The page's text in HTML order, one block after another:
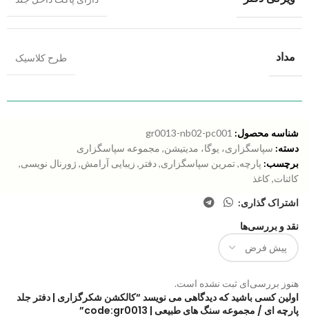
مداد طرح کلاسیک
شناسه محصول: gr0013-nb02-pc001
دسته: سپاسگزاری، یوگا، مدیتیشن, مجموعه سپاسگزاری
برچسب: پارچه,تمرین سپاسگزاری,دفتر , زیبایی آرامش, ژورنال نویسی,
کائنات,کاغذ
اشتراک گذاری:
نقد و بررسی‌ها
هنوز بررسی‌ای ثبت نشده است.
اولین کسی باشید که دیدگاهی می نویسد “کالکشن شکرگزاری | دفتر جلد
پارچه ای / مجموعه سنگ های طبیعی | code:gr0013”